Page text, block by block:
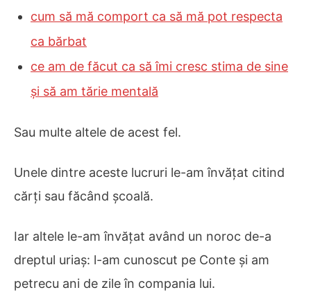
cum să mă comport ca să mă pot respecta
ca bărbat
ce am de făcut ca să îmi cresc stima de sine
și să am tărie mentală
Sau multe altele de acest fel.
Unele dintre aceste lucruri le-am învățat citind
cărți sau făcând școală.
Iar altele le-am învățat având un noroc de-a
dreptul uriaș: l-am cunoscut pe Conte și am
petrecu ani de zile în compania lui.